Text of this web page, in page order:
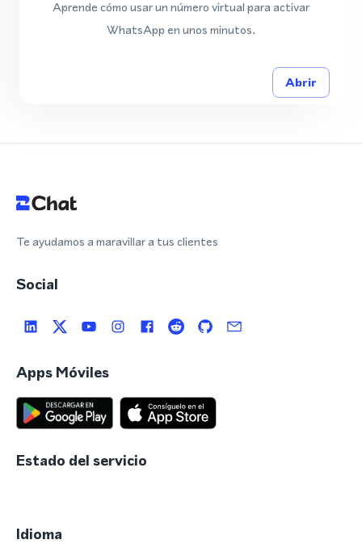
Aprende cómo usar un número virtual para activar
WhatsApp en unos minutos.
Abrir
Te ayudamos a maravillar a tus clientes
Social
Apps Móviles
Estado del servicio
Idioma